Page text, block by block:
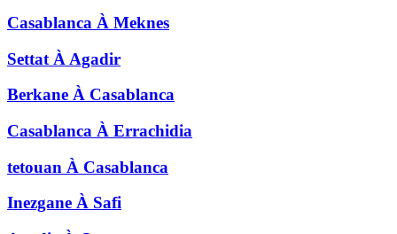
Casablanca À Meknes
Settat À Agadir
Berkane À Casablanca
Casablanca À Errachidia
tetouan À Casablanca
Inezgane À Safi